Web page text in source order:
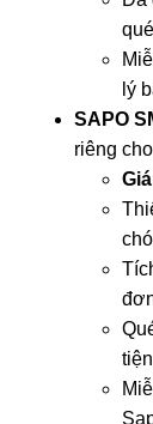
lý
SAPO
riêng